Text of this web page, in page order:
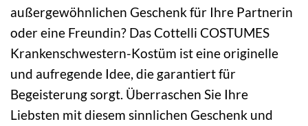
außergewöhnlichen Geschenk für Ihre Partnerin
oder eine Freundin? Das Cottelli COSTUMES
Krankenschwestern-Kostüm ist eine originelle
und aufregende Idee, die garantiert für
Begeisterung sorgt. Überraschen Sie Ihre
Liebsten mit diesem sinnlichen Geschenk und